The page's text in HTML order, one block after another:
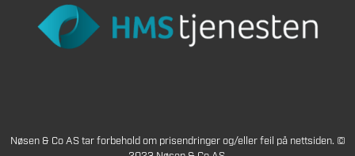
Nøsen & Co AS tar forbehold om prisendringer og/eller feil på nettsiden. ©